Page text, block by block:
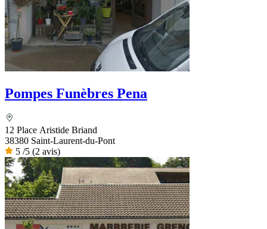
Pompes Funèbres Pena
12 Place Aristide Briand
38380 Saint-Laurent-du-Pont
5 /5 (2 avis)